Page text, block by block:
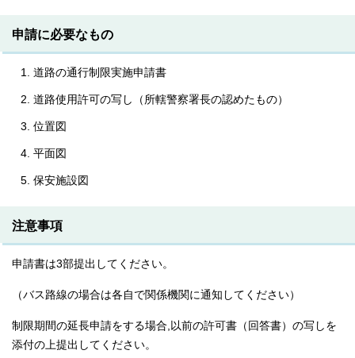
申請に必要なもの
道路の通行制限実施申請書
道路使用許可の写し（所轄警察署長の認めたもの）
位置図
平面図
保安施設図
注意事項
申請書は3部提出してください。
（バス路線の場合は各自で関係機関に通知してください）
制限期間の延長申請をする場合,以前の許可書（回答書）の写しを
添付の上提出してください。